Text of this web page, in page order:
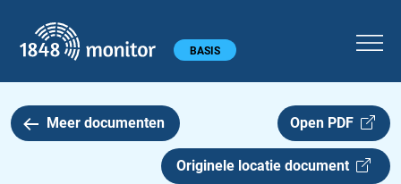
Hoofdmenu BASIS
Meer documenten Open PDF
Originele locatie document